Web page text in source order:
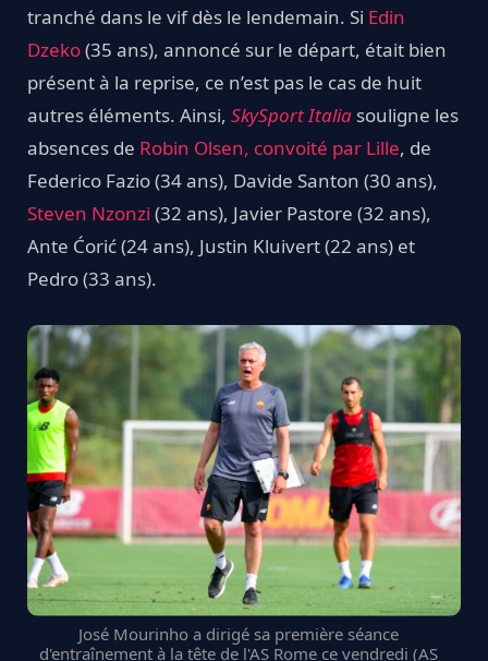
tranché dans le vif dès le lendemain. Si Edin
Dzeko(35 ans), annoncé sur le départ, était bien
présent à la reprise, ce n’est pas le cas de huit
autres éléments. Ainsi, SkySport Italia souligne les
absences de Robin Olsen, convoité par Lille, de
Federico Fazio (34 ans), Davide Santon (30 ans),
Steven Nzonzi (32 ans), Javier Pastore (32 ans),
Ante Ćorić (24 ans), Justin Kluivert (22 ans) et
Pedro (33 ans).
José Mourinho a dirigé sa première séance
d'entraînement à la tête de l'AS Rome ce vendredi (AS